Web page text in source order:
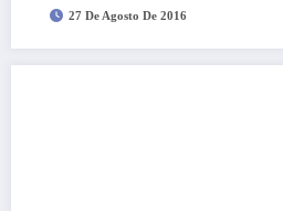
27 De Agosto De 2016